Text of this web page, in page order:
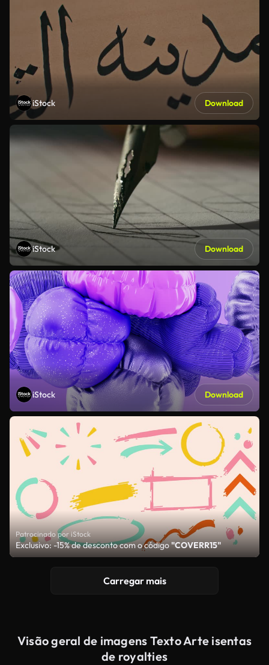
iStock Download
iStock Download
iStock Download
Patrocinado por iStock
Exclusivo: -15% de desconto com o código"COVERR15"
Carregar mais
Visão geral de imagens Texto Arte isentas
de royalties